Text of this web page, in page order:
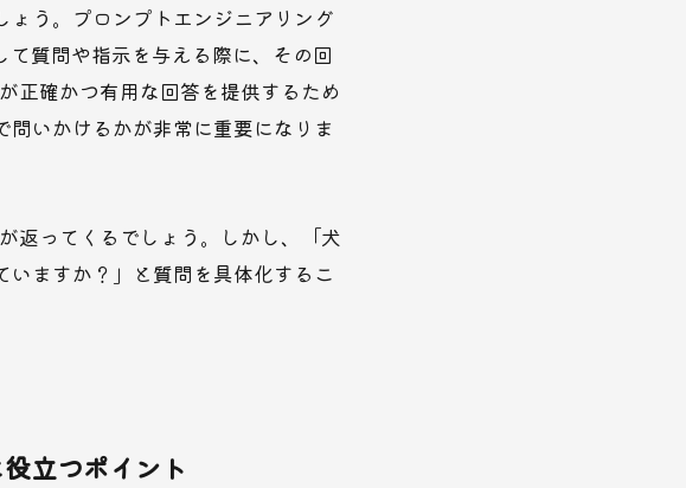
う。プロンプトエンジニアリング
質問や指示を与える際に、その回
正確かつ有用な回答を提供するため
いかけるかが非常に重要になりま
返ってくるでしょう。しかし、「犬
ますか？」と質問を具体化するこ
立つポイント